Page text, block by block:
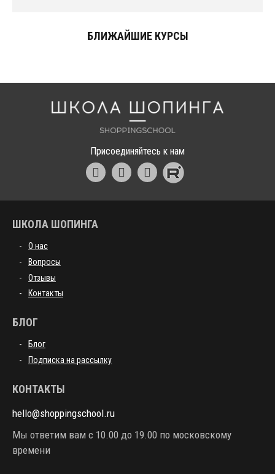
БЛИЖАЙШИЕ КУРСЫ
Присоединяйтесь к нам
ШКОЛА ШОПИНГА
О нас
Вопросы
Отзывы
Контакты
БЛОГ
Блог
Подписка на рассылку
КОНТАКТЫ
hello@shoppingschool.ru
Мы ответим вам с 10.00 до 19.00 по московскому
времени